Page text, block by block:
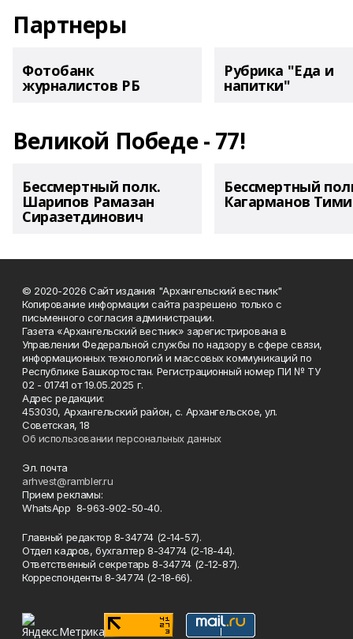
Партнеры
Фотобанк
журналистов РБ
Рубрика "Еда и
напитки"
Великой Победе - 77!
Бессмертный полк.
Шарипов Рамазан
Сиразетдинович
Бессмертный
Кагарманов
© 2020-2026 Сайт издания "Архангельский вестник"
Копирование информации сайта разрешено только с
письменного согласия администрации.
Газета «Архангельский вестник» зарегистрирована в
Управлении Федеральной службы по надзору в сфере связи,
информационных технологий и массовых коммуникаций по
Республике Башкортостан. Регистрационный номер ПИ № ТУ
02 - 01741 от 19.05.2025 г.
Адрес редакции:
453030, Архангельский район, с. Архангельское, ул.
Советская, 18
Об использовании персональных данных
Эл. почта
arhvest@rambler.ru
Прием рекламы:
WhatsApp 8-963-902-50-40.
Главный редактор 8-34774 (2-14-57).
Отдел кадров, бухгалтер 8-34774 (2-18-44).
Ответственный секретарь 8-34774 (2-12-87).
Корреспонденты 8-34774 (2-18-66).